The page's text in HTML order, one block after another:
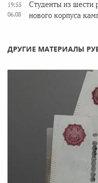
19:55
06.08
Студенты из шести
нового корпуса
ДРУГИЕ МАТЕРИАЛЫ